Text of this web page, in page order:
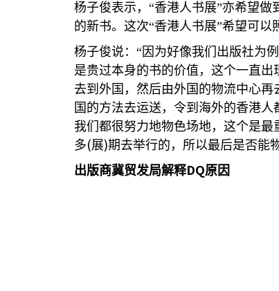
杨子俊表示，“香港人书展”亦希望
的新书。这次“香港人书展”希望可
杨子俊说：“因为好像我们出版社为
是贵过本身的书的价值，这个一直
去到外国，然后由外国的物流中心
国的方法去运送，令到海外的香港
我们都很努力地物色场地，这个是
多(展)期去举行的，所以最后是否能
出版商冀贸发局解释DQ原因